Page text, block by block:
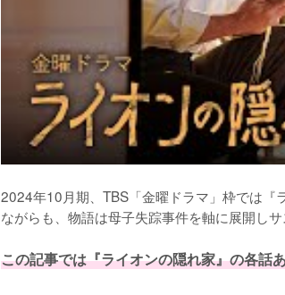
2024年10月期、TBS「金曜ドラマ」枠では『
ながらも、物語は母子失踪事件を軸に展開しサ
この記事では『ライオンの隠れ家』の各話